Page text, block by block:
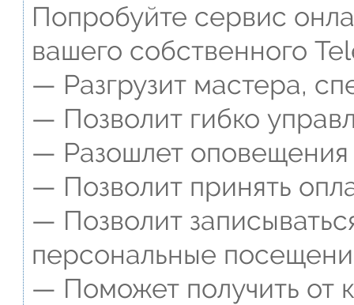
Попробуйте сервис
вашего собственного
— Разгрузит мастера,
— Позволит гибко
— Разошлет оповещения
— Позволит принять
— Позволит
персональные
— Поможет получить от